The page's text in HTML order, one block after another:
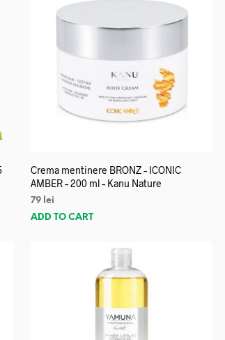
Crema mentinere BRONZ – ICONIC
AMBER – 200 ml – Kanu Nature
79 lei
ADD TO CART